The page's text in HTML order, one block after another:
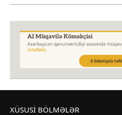
XÜSUSI BÖLMƏLƏR